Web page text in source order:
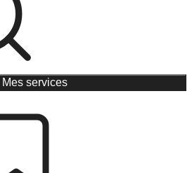
Mes services